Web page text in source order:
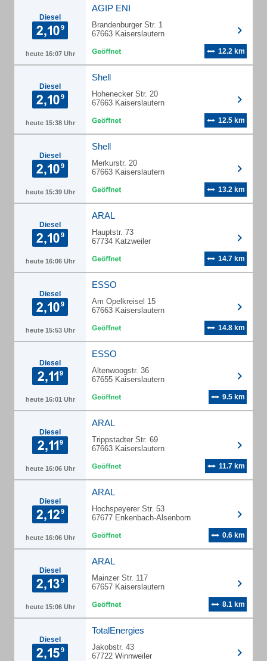
Diesel
heute 16:07 Uhr
AGIP ENI
Brandenburger Str. 1
67663 Kaiserslautern
12.2 km
Diesel
heute 15:38 Uhr
Shell
Hohenecker Str. 20
67663 Kaiserslautern
12.5 km
Diesel
heute 15:39 Uhr
Shell
Merkurstr. 20
67663 Kaiserslautern
13.2 km
Diesel
heute 16:06 Uhr
ARAL
Hauptstr. 73
67734 Katzweiler
14.7 km
Diesel
heute 15:53 Uhr
ESSO
Am Opelkreisel 15
67663 Kaiserslautern
14.8 km
Diesel
heute 16:01 Uhr
ESSO
Altenwoogstr. 36
67655 Kaiserslautern
9.5 km
Diesel
heute 16:06 Uhr
ARAL
Trippstadter Str. 69
67663 Kaiserslautern
11.7 km
Diesel
heute 16:06 Uhr
ARAL
Hochspeyerer Str. 53
67677 Enkenbach-Alsenborn
0.6 km
Diesel
heute 15:06 Uhr
ARAL
Mainzer Str. 117
67657 Kaiserslautern
8.1 km
Diesel
TotalEnergies
Jakobstr. 43
67722 Winnweiler